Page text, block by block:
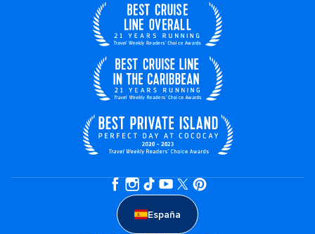
España